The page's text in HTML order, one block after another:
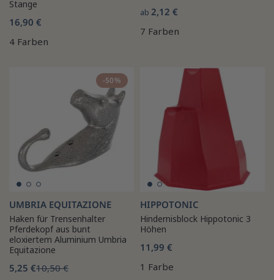
Stange
16,90 €
4 Farben
ab 2,12 €
7 Farben
-50%
UMBRIA EQUITAZIONE
Haken für Trensenhalter
Pferdekopf aus bunt
eloxiertem Aluminium Umbria
Equitazione
5,25 €10,50 €
HIPPOTONIC
Hindernisblock Hippotonic 3
Höhen
11,99 €
1 Farbe